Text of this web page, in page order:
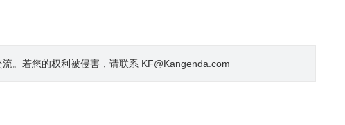
。若您的权利被侵害，请联系 KF@Kangenda.com